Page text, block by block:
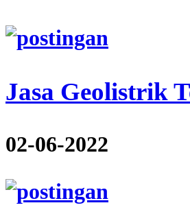
Jasa Geolistrik
02-06-2022